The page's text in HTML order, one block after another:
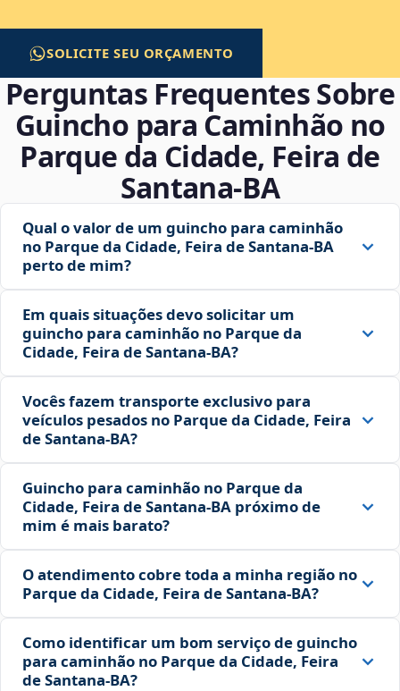
SOLICITE SEU ORÇAMENTO
Perguntas Frequentes Sobre
Guincho para Caminhão no
Parque da Cidade, Feira de
Santana‑BA
Qual o valor de um guincho para caminhão
no Parque da Cidade, Feira de Santana‑BA
perto de mim?
Em quais situações devo solicitar um
guincho para caminhão no Parque da
Cidade, Feira de Santana‑BA?
Vocês fazem transporte exclusivo para
veículos pesados no Parque da Cidade, Feira
de Santana‑BA?
Guincho para caminhão no Parque da
Cidade, Feira de Santana‑BA próximo de
mim é mais barato?
O atendimento cobre toda a minha região no
Parque da Cidade, Feira de Santana‑BA?
Como identificar um bom serviço de guincho
para caminhão no Parque da Cidade, Feira
de Santana‑BA?